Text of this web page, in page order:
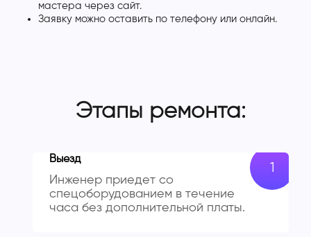
мастера через сайт.
Заявку можно оставить по телефону или онлайн.
Этапы ремонта:
Выезд
Инженер приедет со
спецоборудованием в течение
часа без дополнительной платы.